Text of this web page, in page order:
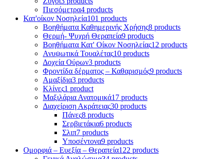
Πιεσόμετρα4 products
Κατ'οίκον Νοσηλεία101 products
Βοηθήματα Καθημερινής Χρήσης8 products
Θερμή- Ψυχρή Θεραπεία9 products
Βοηθήματα Κατ' Οίκον Νοσηλείας12 products
Ανυψωτικά Τουαλέτας10 products
Δοχεία Ούρων3 products
Φροντίδα δέρματος – Καθαρισμός9 products
Αμαξίδια3 products
Κλίνες1 product
Μαξιλάρια Ανατομικά17 products
Διαχείριση Ακράτειας30 products
Πάνες8 products
Σερβιετάκια6 products
Σλιπ7 products
Υποσέντονα9 products
Ομορφιά – Ευεξία – Θεραπεία122 products